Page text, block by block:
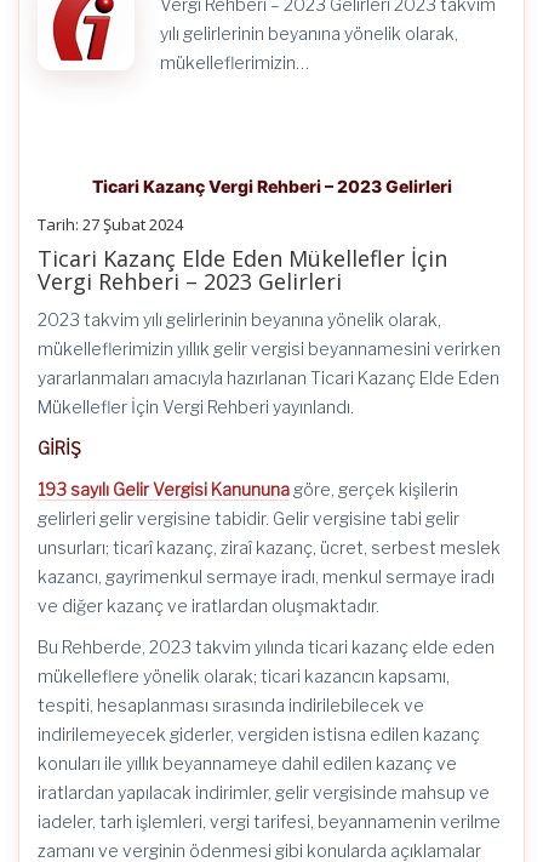
Vergi Rehberi – 2023 Gelirleri 2023 takvim
yılı gelirlerinin beyanına yönelik olarak,
mükelleflerimizin…
Ticari Kazanç Vergi Rehberi – 2023 Gelirleri
Tarih: 27 Şubat 2024
Ticari Kazanç Elde Eden Mükellefler İçin
Vergi Rehberi – 2023 Gelirleri
2023 takvim yılı gelirlerinin beyanına yönelik olarak,
mükelleflerimizin yıllık gelir vergisi beyannamesini verirken
yararlanmaları amacıyla hazırlanan Ticari Kazanç Elde Eden
Mükellefler İçin Vergi Rehberi yayınlandı.
GİRİŞ
193 sayılı Gelir Vergisi Kanununa göre, gerçek kişilerin
gelirleri gelir vergisine tabidir. Gelir vergisine tabi gelir
unsurları; ticarî kazanç, ziraî kazanç, ücret, serbest meslek
kazancı, gayrimenkul sermaye iradı, menkul sermaye iradı
ve diğer kazanç ve iratlardan oluşmaktadır.
Bu Rehberde, 2023 takvim yılında ticari kazanç elde eden
mükelleflere yönelik olarak; ticari kazancın kapsamı,
tespiti, hesaplanması sırasında indirilebilecek ve
indirilemeyecek giderler, vergiden istisna edilen kazanç
konuları ile yıllık beyannameye dahil edilen kazanç ve
iratlardan yapılacak indirimler, gelir vergisinde mahsup ve
iadeler, tarh işlemleri, vergi tarifesi, beyannamenin verilme
zamanı ve verginin ödenmesi gibi konularda açıklamalar